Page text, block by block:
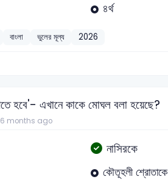
৪র্থ
বাংলা ভুলের মূল্য 2026
হবে'- এখানে কাকে মোঘল বলা হয়েছে?
months ago
নাসিরকে
কৌতূহলী শ্রোতাকে